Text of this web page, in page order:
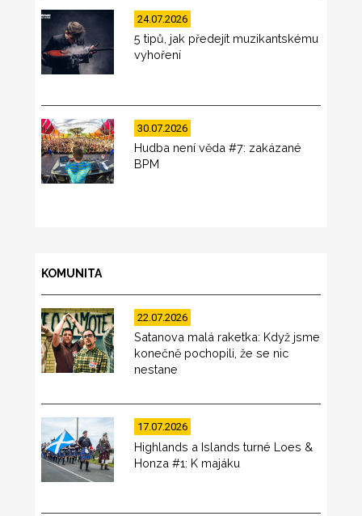
24.07.2026
5 tipů, jak předejít muzikantskému
vyhoření
30.07.2026
Hudba není věda #7: zakázané
BPM
KOMUNITA
22.07.2026
Satanova malá raketka: Když jsme
konečně pochopili, že se nic
nestane
17.07.2026
Highlands a Islands turné Loes &
Honza #1: K majáku